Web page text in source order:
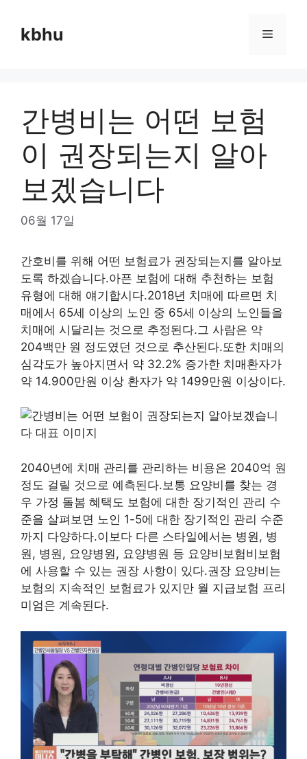
contentkbhu Menu
간병비는 어떤 보험
이 권장되는지 알아
보겠습니다
06월 17일
간호비를 위해 어떤 보험료가 권장되는지를 알아보
도록 하겠습니다.아픈 보험에 대해 추천하는 보험
유형에 대해 얘기합시다.2018년 치매에 따르면 치
매에서 65세 이상의 노인 중 65세 이상의 노인들을
치매에 시달리는 것으로 추정된다.그 사람은 약
204백만 원 정도였던 것으로 추산된다.또한 치매의
심각도가 높아지면서 약 32.2% 증가한 치매환자가
약 14.900만원 이상 환자가 약 1499만원 이상이다.
2040년에 치매 관리를 관리하는 비용은 2040억 원
정도 걸릴 것으로 예측된다.보통 요양비를 찾는 경
우 가정 돌봄 혜택도 보험에 대한 장기적인 관리 수
준을 살펴보면 노인 1-5에 대한 장기적인 관리 수준
까지 다양하다.이보다 다른 스타일에서는 병원, 병
원, 병원, 요양병원, 요양병원 등 요양비보험비보험
에 사용할 수 있는 권장 사항이 있다.권장 요양비는
보험의 지속적인 보험료가 있지만 월 지급보험 프리
미엄은 계속된다.